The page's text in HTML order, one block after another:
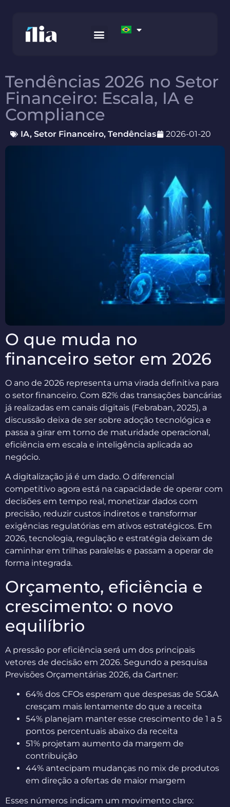
Tendências 2026 no Setor
Financeiro: Escala, IA e
Compliance
IA, Setor Financeiro, Tendências 2026-01-20
O que muda no
financeiro setor em 2026
O ano de 2026 representa uma virada definitiva para
o setor financeiro. Com 82% das transações bancárias
já realizadas em canais digitais (Febraban, 2025), a
discussão deixa de ser sobre adoção tecnológica e
passa a girar em torno de maturidade operacional,
eficiência em escala e inteligência aplicada ao
negócio.
A digitalização já é um dado. O diferencial
competitivo agora está na capacidade de operar com
decisões em tempo real, monetizar dados com
precisão, reduzir custos indiretos e transformar
exigências regulatórias em ativos estratégicos. Em
2026, tecnologia, regulação e estratégia deixam de
caminhar em trilhas paralelas e passam a operar de
forma integrada.
Orçamento, eficiência e
crescimento: o novo
equilíbrio
A pressão por eficiência será um dos principais
vetores de decisão em 2026. Segundo a pesquisa
Previsões Orçamentárias 2026, da Gartner:
64% dos CFOs esperam que despesas de SG&A
cresçam mais lentamente do que a receita
54% planejam manter esse crescimento de 1 a 5
pontos percentuais abaixo da receita
51% projetam aumento da margem de
contribuição
44% antecipam mudanças no mix de produtos
em direção a ofertas de maior margem
Esses números indicam um movimento claro: